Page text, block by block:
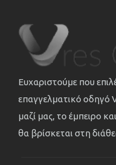
Ευχαριστούμε που
επαγγελματικό οδηγό
μαζί μας, το έμπειρο
θα βρίσκεται στη